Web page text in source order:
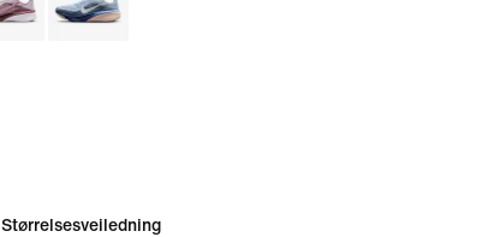
Størrelsesveiledning